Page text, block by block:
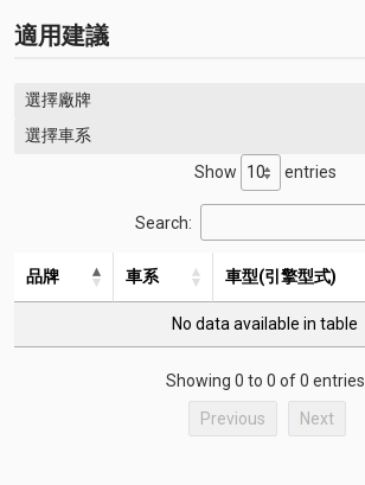
適用建議
選擇廠牌
選擇車系
Show
entries
Search:
品牌 車系 車型(引擎型式)
No data available in table
Showing 0 to 0 of 0 entries
Previous Next